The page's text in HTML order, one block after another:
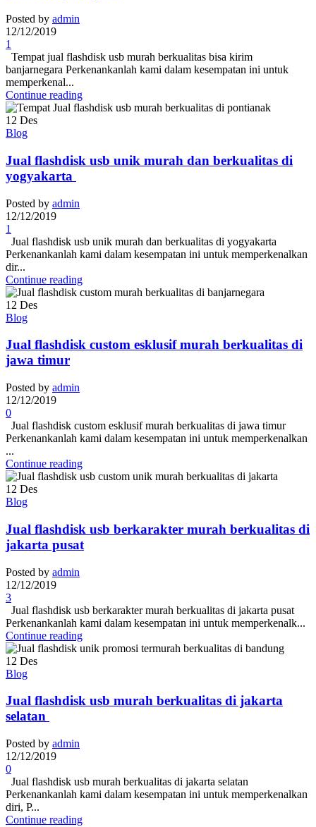
Posted by admin
12/12/2019
1
Tempat jual flashdisk usb murah berkualitas bisa kirim
banjarnegara Perkenankanlah kami dalam kesempatan ini untuk
memperkenal...
Continue reading
12 Des
Blog
Jual flashdisk usb unik murah dan berkualitas di
yogyakarta
Posted by admin
12/12/2019
1
Jual flashdisk usb unik murah dan berkualitas di yogyakarta
Perkenankanlah kami dalam kesempatan ini untuk memperkenalkan
dir...
Continue reading
12 Des
Blog
Jual flashdisk custom esklusif murah berkualitas di
jawa timur
Posted by admin
12/12/2019
0
Jual flashdisk custom esklusif murah berkualitas di jawa timur
Perkenankanlah kami dalam kesempatan ini untuk memperkenalkan
...
Continue reading
12 Des
Blog
Jual flashdisk usb berkarakter murah berkualitas di
jakarta pusat
Posted by admin
12/12/2019
3
Jual flashdisk usb berkarakter murah berkualitas di jakarta pusat
Perkenankanlah kami dalam kesempatan ini untuk memperkenalk...
Continue reading
12 Des
Blog
Jual flashdisk usb murah berkualitas di jakarta
selatan
Posted by admin
12/12/2019
0
Jual flashdisk usb murah berkualitas di jakarta selatan
Perkenankanlah kami dalam kesempatan ini untuk memperkenalkan
diri, P...
Continue reading